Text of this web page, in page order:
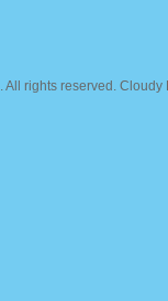
. All rights reserved.